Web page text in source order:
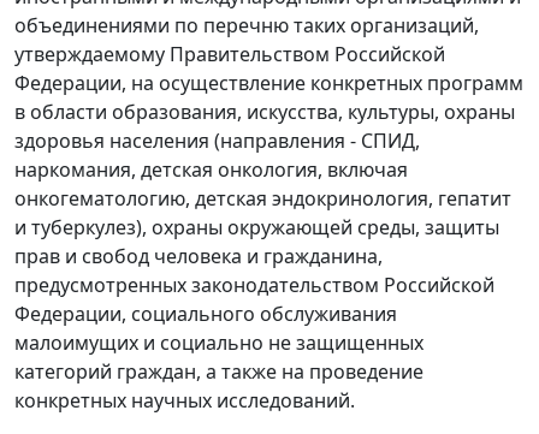
объединениями по перечню таких организаций,
утверждаемому Правительством Российской
Федерации, на осуществление конкретных программ
в области образования, искусства, культуры, охраны
здоровья населения (направления - СПИД,
наркомания, детская онкология, включая
онкогематологию, детская эндокринология, гепатит
и туберкулез), охраны окружающей среды, защиты
прав и свобод человека и гражданина,
предусмотренных законодательством Российской
Федерации, социального обслуживания
малоимущих и социально не защищенных
категорий граждан, а также на проведение
конкретных научных исследований.